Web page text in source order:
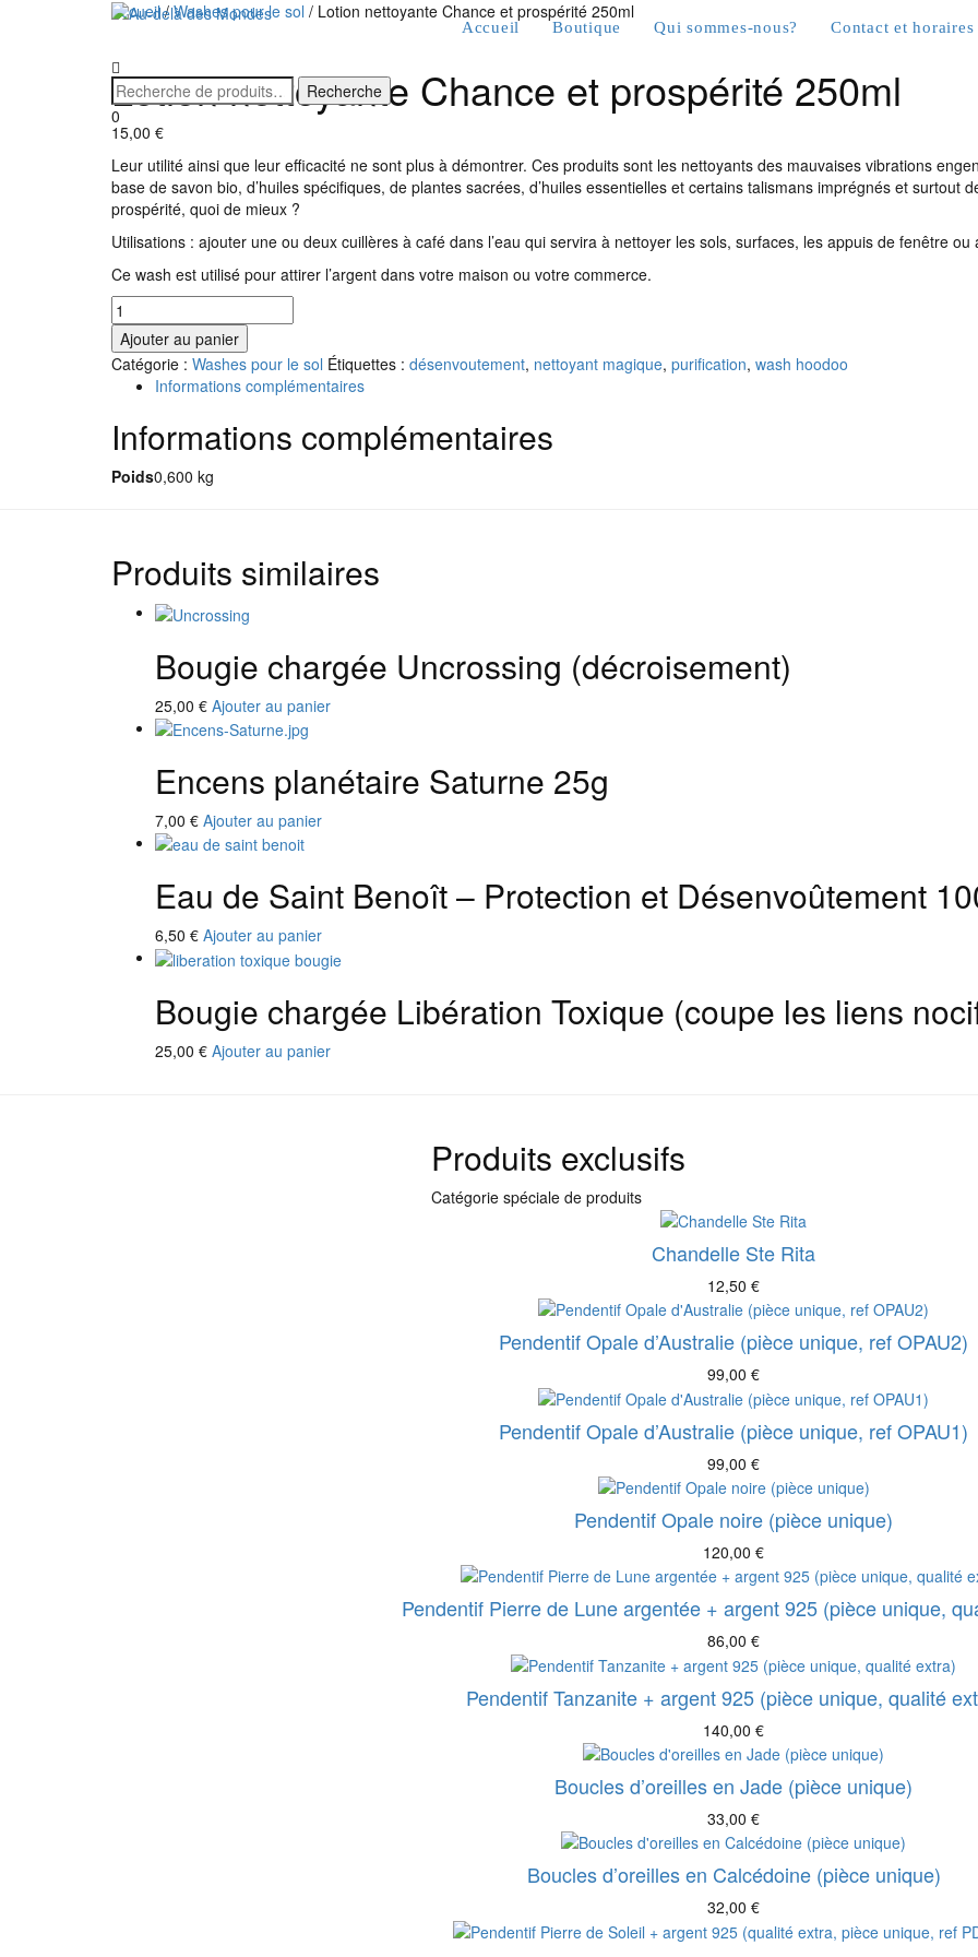
Accueil Boutique Qui sommes-nous? Contact et horaires
0
Accueil/Washes pour le sol / Lotion nettoyante Chance et prospérité 250ml
Lotion nettoyante Chance et prospérité 250ml
15,00 €
Leur utilité ainsi que leur efficacité ne sont plus à démontrer. Ces produits sont les nettoyants des mauvaises vibrations
base de savon bio, d’huiles spécifiques, de plantes sacrées, d’huiles essentielles et certains talismans imprégnés et surtout
prospérité, quoi de mieux ?
Utilisations : ajouter une ou deux cuillères à café dans l’eau qui servira à nettoyer les sols, surfaces, les appuis de fenêtre
Ce wash est utilisé pour attirer l’argent dans votre maison ou votre commerce.
quantité
de
Lotion
nettoyante
Chance
prospérité
Ajouter au panier
Catégorie : Washes pour le sol Étiquettes : désenvoutement, nettoyant magique, purification, wash hoodoo
Informations complémentaires
Informations complémentaires
Poids0,600 kg
Produits similaires
Bougie chargée Uncrossing (décroisement)
25,00 € Ajouter au panier
Encens planétaire Saturne 25g
7,00 € Ajouter au panier
Eau de Saint Benoît – Protection et Désenvoûtement
6,50 € Ajouter au panier
Bougie chargée Libération Toxique (coupe les liens
25,00 € Ajouter au panier
Produits exclusifs
Catégorie spéciale de produits
Chandelle Ste Rita
12,50 €
Pendentif Opale d’Australie (pièce unique, ref OPAU2)
99,00 €
Pendentif Opale d’Australie (pièce unique, ref OPAU1)
99,00 €
Pendentif Opale noire (pièce unique)
120,00 €
Pendentif Pierre de Lune argentée + argent 925 (pièce unique,
86,00 €
Pendentif Tanzanite + argent 925 (pièce unique, qualité
140,00 €
Boucles d’oreilles en Jade (pièce unique)
33,00 €
Boucles d’oreilles en Calcédoine (pièce unique)
32,00 €